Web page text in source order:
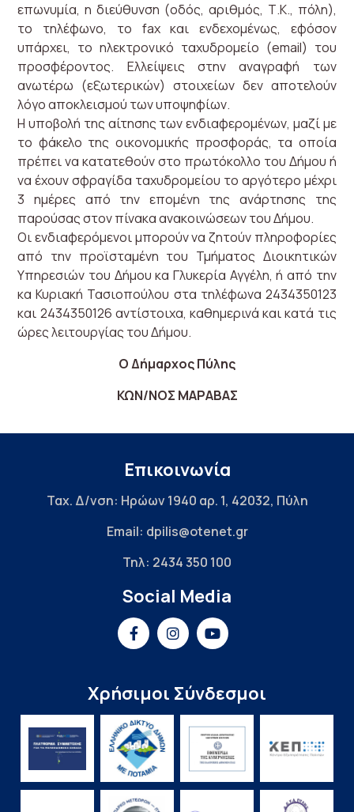
επωνυμία, η διεύθυνση (οδός, αριθμός, Τ.Κ., πόλη),
το τηλέφωνο, το fax και ενδεχομένως, εφόσον
υπάρχει, το ηλεκτρονικό ταχυδρομείο (email) του
προσφέροντος. Ελλείψεις στην αναγραφή των
ανωτέρω (εξωτερικών) στοιχείων δεν αποτελούν
λόγο αποκλεισμού των υποψηφίων.
Η υποβολή της αίτησης των ενδιαφερομένων, μαζί με
το φάκελο της οικονομικής προσφοράς, τα οποία
πρέπει να κατατεθούν στο πρωτόκολλο του Δήμου ή
να έχουν σφραγίδα ταχυδρομείου το αργότερο μέχρι
3 ημέρες από την επομένη της ανάρτησης της
παρούσας στον πίνακα ανακοινώσεων του Δήμου.
Οι ενδιαφερόμενοι μπορούν να ζητούν πληροφορίες
από την προϊσταμένη του Τμήματος Διοικητικών
Υπηρεσιών του Δήμου κα Γλυκερία Αγγέλη, ή από την
κα Κυριακή Τασιοπούλου στα τηλέφωνα 2434350123
και 2434350126 αντίστοιχα, καθημερινά και κατά τις
ώρες λειτουργίας του Δήμου.
Ο Δήμαρχος Πύλης
ΚΩΝ/ΝΟΣ ΜΑΡΑΒΑΣ
Επικοινωνία
Ταχ. Δ/νση: Ηρώων 1940 αρ. 1, 42032, Πύλη
Email: dpilis@otenet.gr
Τηλ: 2434 350 100
Social Media
Χρήσιμοι Σύνδεσμοι